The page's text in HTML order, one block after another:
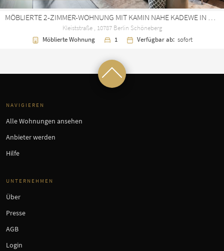
MÖBLIERTE 2-ZIMMER-WOHNUNG MIT KAMIN NAHE KADEWE IN SCHÖNEBERG
Kleiststraße , 10787 Berlin Schöneberg
Möblierte Wohnung
1 Verfügbar ab: sofort
NAVIGIEREN
Alle Wohnungen ansehen
Anbieter werden
Hilfe
UNTERNEHMEN
Über
Presse
AGB
Login